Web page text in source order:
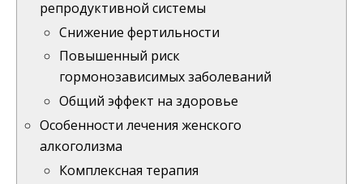
репродуктивной системы
Снижение фертильности
Повышенный риск
гормонозависимых заболеваний
Общий эффект на здоровье
Особенности лечения женского
алкоголизма
Комплексная терапия